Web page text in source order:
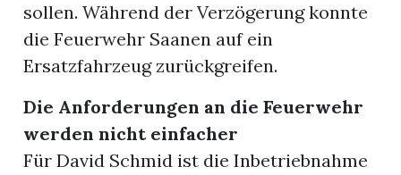
sollen. Während der Verzögerung konnte
die Feuerwehr Saanen auf ein
Ersatzfahrzeug zurückgreifen.
Die Anforderungen an die Feuerwehr
werden nicht einfacher
Für David Schmid ist die Inbetriebnahme